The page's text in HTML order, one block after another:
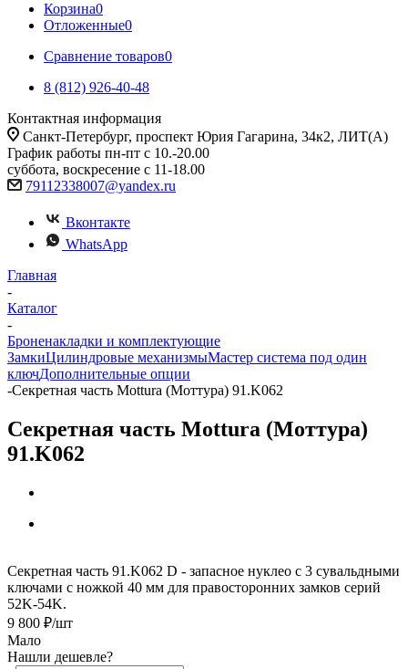
Корзина0
Отложенные0
Сравнение товаров0
8 (812) 926-40-48
Контактная информация
Санкт-Петербург, проспект Юрия Гагарина, 34к2, ЛИТ(А)
График работы пн-пт с 10.-20.00
суббота, воскресение с 11-18.00
79112338007@yandex.ru
Вконтакте
WhatsApp
Главная
-
Каталог
-
Броненакладки и комплектующие
ЗамкиЦилиндровые механизмыМастер система под один
ключДополнительные опции
-Секретная часть Mottura (Моттура) 91.K062
Секретная часть Mottura (Моттура)
91.K062
Секретная часть 91.K062 D - запасное нуклео с 3 сувальдными
ключами с ножкой 40 мм для правосторонних замков серий
52K-54K.
9 800 ₽/шт
Мало
Нашли дешевле?